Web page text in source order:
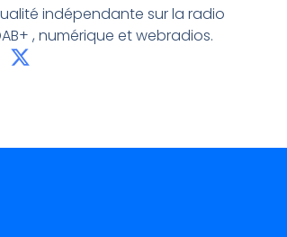
indépendante sur la radio
, numérique et webradios.